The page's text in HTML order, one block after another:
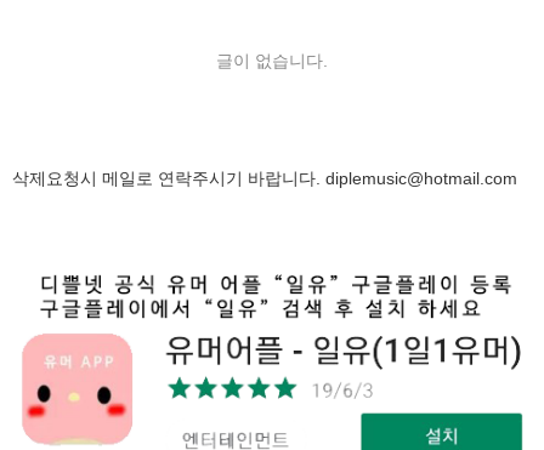
글이 없습니다.
삭제요청시 메일로 연락주시기 바랍니다. diplemusic@hotmail.com